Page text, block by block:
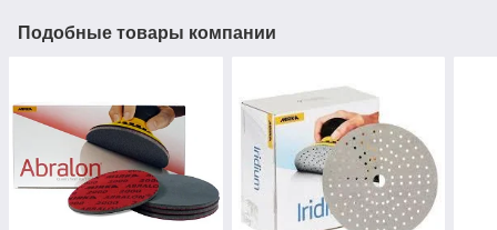
Подобные товары компании